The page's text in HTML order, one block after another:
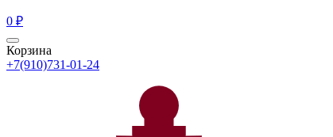
0 ₽
Корзина
+7(910)731-01-24